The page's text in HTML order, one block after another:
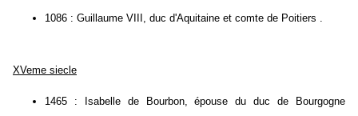
1086 : Guillaume VIII, duc d'Aquitaine et comte de Poitiers .
XVeme siecle
1465 : Isabelle de Bourbon, épouse du duc de Bourgogne